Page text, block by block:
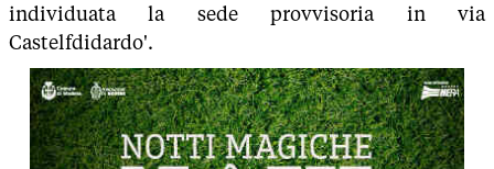
individuata la sede provvisoria in via
Castelfdidardo'.